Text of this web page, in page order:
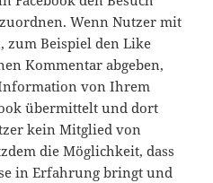
Wenn Nutzer mit
zum Beispiel den Like
Kommentar abgeben,
von Ihrem
übermittelt und dort
kein Mitglied von
die Möglichkeit, dass
in Erfahrung bringt und